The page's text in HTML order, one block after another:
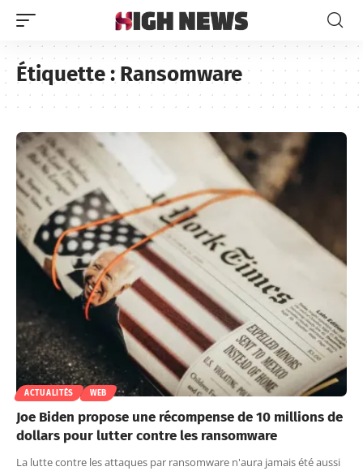
Étiquette :Ransomware
ACTUALITÉS WEB
Joe Biden propose une récompense de 10 millions de
dollars pour lutter contre les ransomware
La lutte contre les attaques par ransomware n'aura jamais été aussi